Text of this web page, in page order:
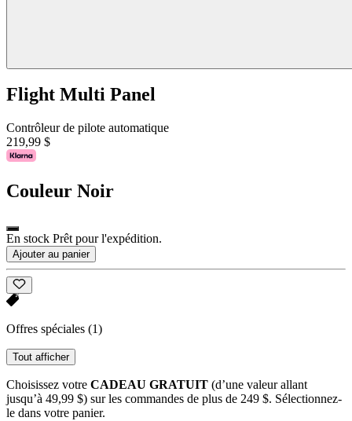
Flight Multi Panel
Contrôleur de pilote automatique
219,99 $
Couleur Noir
En stock Prêt pour l'expédition.
Ajouter au panier
Offres spéciales (1)
Tout afficher
Choisissez votre CADEAU GRATUIT (d’une valeur allant
jusqu’à 49,99 $) sur les commandes de plus de 249 $. Sélectionnez-
le dans votre panier.